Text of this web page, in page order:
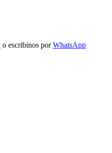
o escribinos por WhatsApp